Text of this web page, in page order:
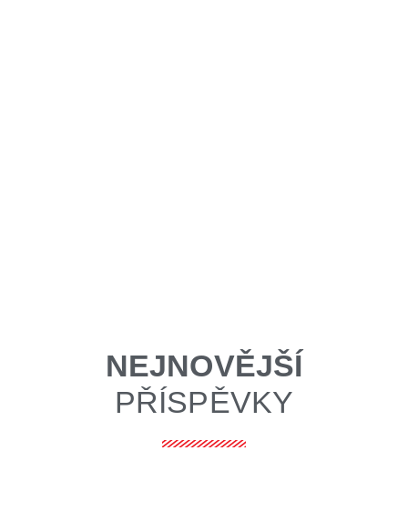
NEJNOVĚJŠÍ
PŘÍSPĚVKY